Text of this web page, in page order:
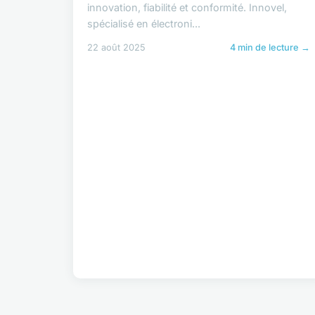
innovation, fiabilité et conformité. Innovel,
spécialisé en électroni...
22 août 2025 4 min de lecture →